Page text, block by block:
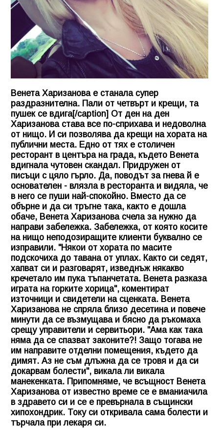
Венета Харизанова е станала супер
раздразнителна. Пали от четвърт и крещи, та
пушек се вдига[/caption] От ден на ден
Харизанова става все по-сприхава и недоволна
от нищо. И си позволява да крещи на хората на
публични места. Едно от тях е столичен
ресторант в центъра на града, където Венета
вдигнала чутовен скандал. Придружен от
писъци с цяло гърло. Да, поводът за гнева й е
основателен - влязла в ресторанта и видяла, че
в него се пуши най-спокойно. Вместо да се
обърне и да си тръгне така, както е дошла
обаче, Венета Харизанова счела за нужно да
направи забележка. Забележка, от която косите
на нищо неподозиращите клиенти буквално се
изправили. "Някои от хората по масите
подскочиха до тавана от уплах. Както си седят,
хапват си и разговарят, изведнъж някакво
кречетало им пука тъпанчетата. Венета разказа
играта на горките хорица", коментират
източници и свидетели на сценката. Венета
Харизанова не спряла близо десетина и повече
минути да се възмущава и бясно да ръкомаха
срещу управители и сервитьори. "Ама как така
няма да се спазват законите?! Защо тогава не
им направите отделни помещения, където да
димят. Аз не съм длъжна да се тровя и да си
докарвам болести", викала ли викала
манекенката. Припомняме, че всъщност Венета
Харизанова от известно време се е вманиачила
в здравето си и се е превърнала в същински
хипохондрик. Току си откривала сама болести и
търчала при лекаря си.